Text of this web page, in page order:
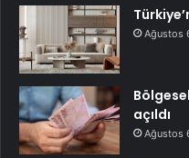
Ağustos
açıldı
Ağustos